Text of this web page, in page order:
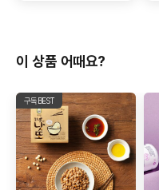
이 상품 어때요?
구독BEST